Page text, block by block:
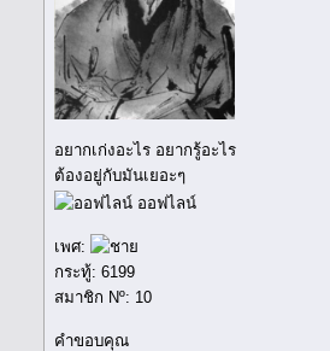
อยากเก่งอะไร อยากรู้อะไร
ต้องอยู่กับมันเยอะๆ
ออฟไลน์
เพศ:
กระทู้: 6199
สมาชิก Nº: 10
คำขอบคุณ